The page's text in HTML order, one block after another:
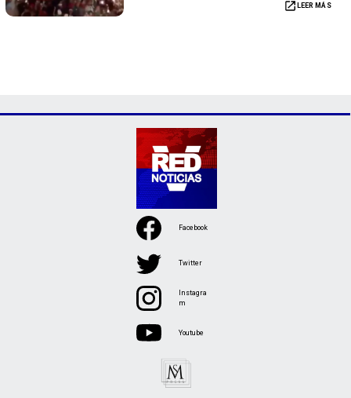
LEER MÁS
Facebook
Twitter
Instagra
m
Youtube